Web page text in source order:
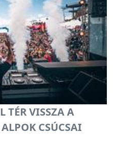
TÉR VISSZA A
CSÚCSAI